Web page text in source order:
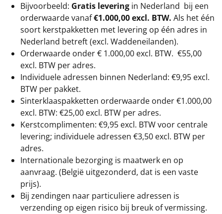
Bijvoorbeeld: Gratis levering in Nederland bij een
orderwaarde vanaf€1.000,00 excl. BTW. Als het één
soort kerstpakketten met levering op één adres in
Nederland betreft (excl. Waddeneilanden).
Orderwaarde onder € 1.000,00 excl. BTW. €55,00
excl. BTW per adres.
Individuele adressen binnen Nederland: €9,95 excl.
BTW per pakket.
Sinterklaaspakketten orderwaarde onder €1.000,00
excl. BTW: €25,00 excl. BTW per adres.
Kerstcomplimenten: €9,95 excl. BTW voor centrale
levering; individuele adressen €3,50 excl. BTW per
adres.
Internationale bezorging is maatwerk en op
aanvraag. (België uitgezonderd, dat is een vaste
prijs).
Bij zendingen naar particuliere adressen is
verzending op eigen risico bij breuk of vermissing.